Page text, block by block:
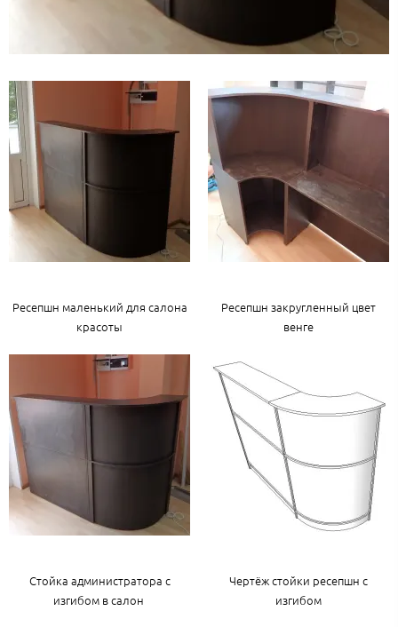
Ресепшн маленький для салона
красоты
Ресепшн закругленный цвет
венге
Стойка администратора с
изгибом в салон
Чертёж стойки ресепшн с
изгибом